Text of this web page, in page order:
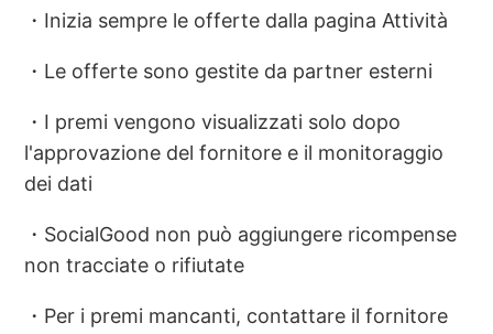
・Inizia sempre le offerte dalla pagina Attività
・Le offerte sono gestite da partner esterni
・I premi vengono visualizzati solo dopo
l'approvazione del fornitore e il monitoraggio
dei dati
・SocialGood non può aggiungere ricompense
non tracciate o rifiutate
・Per i premi mancanti, contattare il fornitore